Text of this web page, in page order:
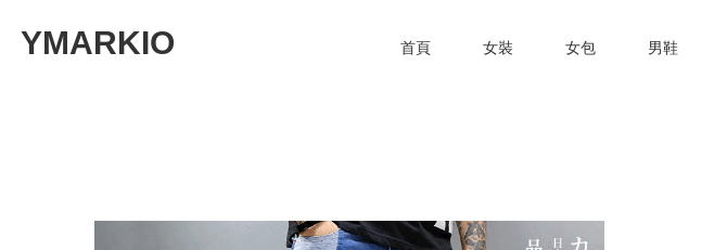
YMARKIO 首頁 女裝 女包 男鞋